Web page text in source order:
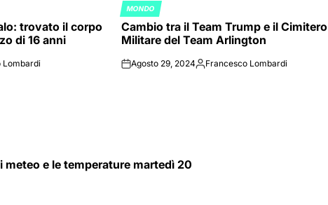
trovato il corpo
di 16 anni
Lombardi
POSTED
IN
MONDO
Cambio tra il Team Trump e il Cimitero
Militare del Team Arlington
onAgosto 29, 2024Posted
Francesco Lombardi
meteo e le temperature martedì 20